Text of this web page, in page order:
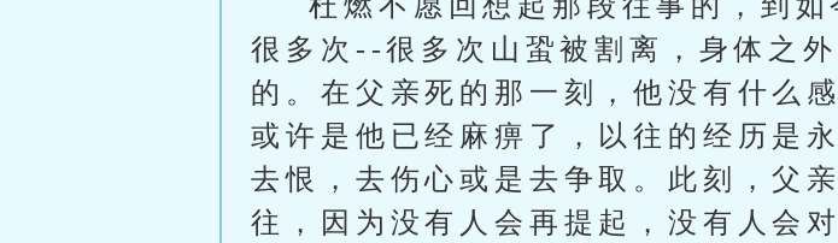
很多次--很多次山蛩被割离，身体之
的。在父亲死的那一刻，他没有什么
或许是他已经麻痹了，以往的经历是
去恨，去伤心或是去争取。此刻，父
往，因为没有人会再提起，没有人会